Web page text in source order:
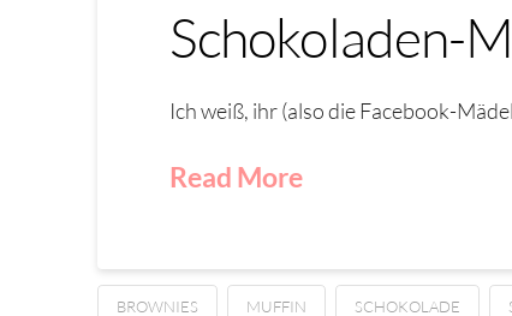
Schokoladen-
Ich weiß, ihr (also die Facebook-
Read More
BROWNIES MUFFIN SCHOKOLADE